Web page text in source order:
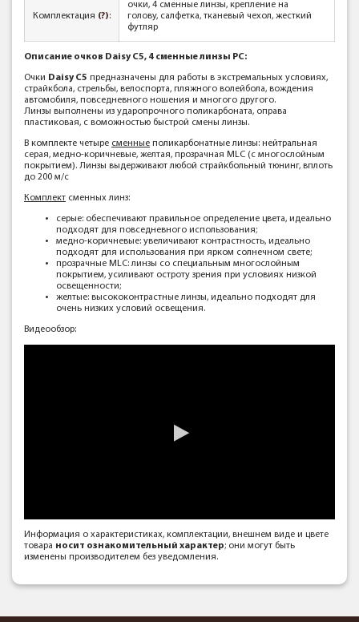
Комплектация (?):
очки, 4 сменные линзы, крепление на
голову, салфетка, тканевый чехол, жесткий
футляр
Описание очков Daisy C5, 4 сменные линзы PC:
Очки Daisy C5 предназначены для работы в экстремальных условиях,
страйкбола, стрельбы, велоспорта, пляжного волейбола, вождения
автомобиля, повседневного ношения и многого другого.
Линзы выполнены из ударопрочного поликарбоната, оправа
пластиковая, с воможностью быстрой смены линзы.
В комплекте четыре сменные поликарбонатные линзы: нейтральная
серая, медно-коричневые, желтая, прозрачная MLC (с многослойным
покрытием). Линзы выдерживают любой страйкбольный тюнинг, вплоть
до 200 м/с
Комплект сменных линз:
серые: обеспечивают правильное определение цвета, идеально
подходят для повседневного использования;
медно-коричневые: увеличивают контрастность, идеально
подходят для использования при ярком солнечном свете;
прозрачные MLC: линзы со специальным многослойным
покрытием, усиливают остроту зрения при условиях низкой
освещенности;
желтые: высококонтрастные линзы, идеально подходят для
очень низких условий освещения.
Видеообзор:
Информация о характеристиках, комплектации, внешнем виде и цвете
товара носит ознакомительный характер; они могут быть
изменены производителем без уведомления.